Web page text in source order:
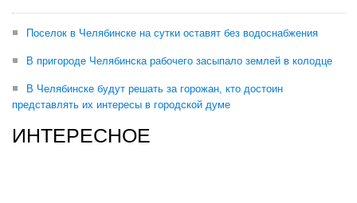
Поселок в Челябинске на сутки оставят без водоснабжения
В пригороде Челябинска рабочего засыпало землей в колодце
В Челябинске будут решать за горожан, кто достоин
представлять их интересы в городской думе
ИНТЕРЕСНОЕ